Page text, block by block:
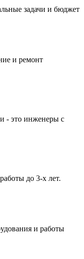
задачи и бюджет
и ремонт
- это инженеры с
до 3-х лет.
и работы